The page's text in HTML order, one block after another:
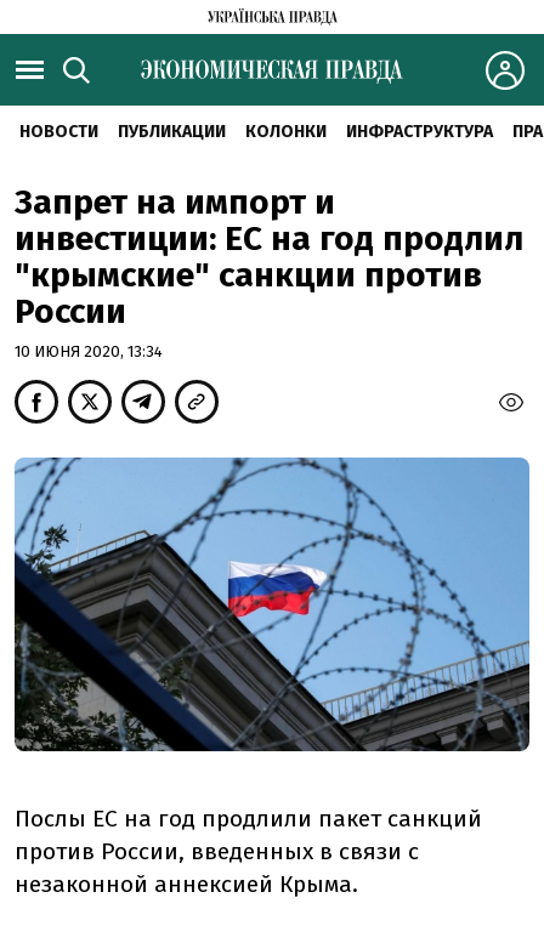
НОВОСТИ ПУБЛИКАЦИИ КОЛОНКИ ИНФРАСТРУКТУРА
Запрет на импорт и
инвестиции: ЕС на год продлил
"крымские" санкции против
России
10 ИЮНЯ 2020, 13:34
Послы ЕС на год продлили пакет санкций
против России, введенных в связи с
незаконной аннексией Крыма.